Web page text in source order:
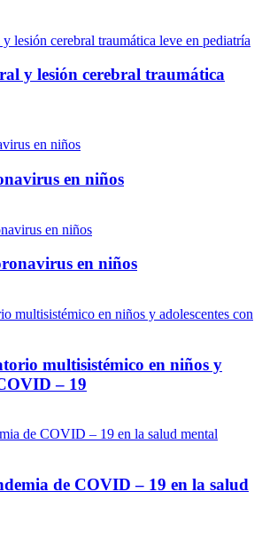
y lesión cerebral traumática
en niños
en niños
multisistémico en niños y
– 19
de COVID – 19 en la salud